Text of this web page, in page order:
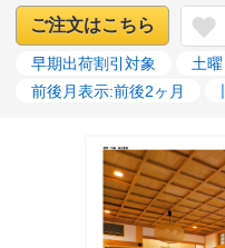
ご注文はこちら
早期出荷割引対象 土
前後月表示:前後2ヶ月